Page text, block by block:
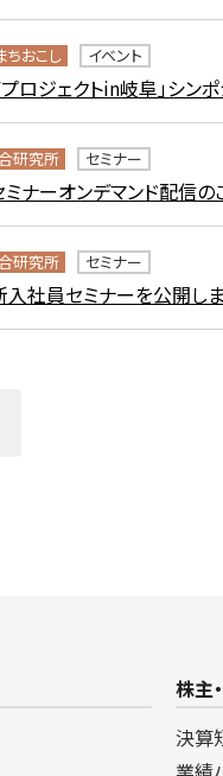
ちおこし イベント
ロジェクトin岐阜」シ
研究所 セミナー
ナーオンデマンド配信の
研究所 セミナー
入社員セミナーを公開し
株主
決算